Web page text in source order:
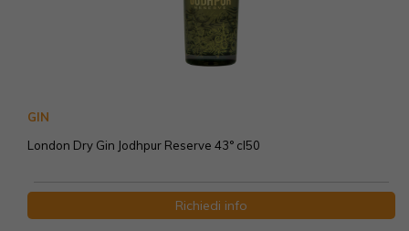
GIN
London Dry Gin Jodhpur Reserve 43° cl50
Richiedi info